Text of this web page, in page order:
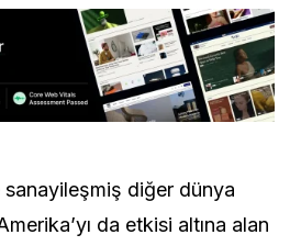
diğer dünya
da etkisi altına alan